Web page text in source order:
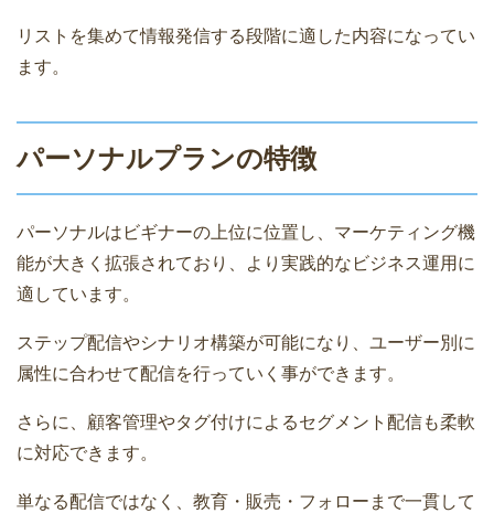
リストを集めて情報発信する段階に適した内容になってい
ます。
パーソナルプランの特徴
パーソナルはビギナーの上位に位置し、マーケティング機
能が大きく拡張されており、より実践的なビジネス運用に
適しています。
ステップ配信やシナリオ構築が可能になり、ユーザー別に
属性に合わせて配信を行っていく事ができます。
さらに、顧客管理やタグ付けによるセグメント配信も柔軟
に対応できます。
単なる配信ではなく、教育・販売・フォローまで一貫して